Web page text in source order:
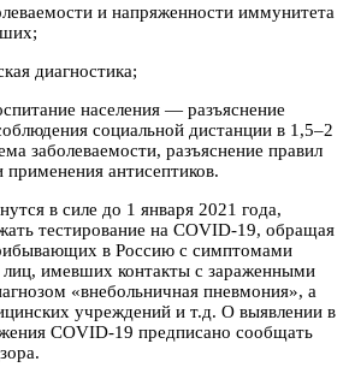
и напряженности иммунитета
диагностика;
населения — разъяснение
социальной дистанции в 1,5–2
заболеваемости, разъяснение правил
антисептиков.
в силе до 1 января 2021 года,
тестирование на COVID-19, обращая
в Россию с симптомами
имевших контакты с зараженными
«внебольничная пневмония», а
учреждений и т.д. О выявлении в
COVID-19 предписано сообщать